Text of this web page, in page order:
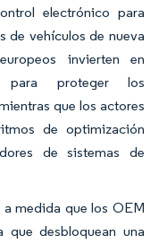
electrónico para
de vehículos de nueva
invierten en
para proteger los
que los actores
de optimización
de sistemas de
medida que los OEM
que desbloquean una